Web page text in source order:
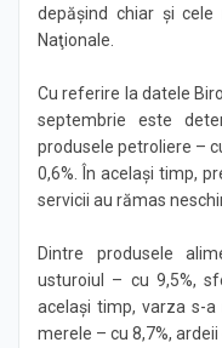
depăşind chiar şi
Naţionale.
Cu referire la datele
septembrie este
produsele petroliere –
0,6%. În acelaşi timp,
servicii au rămas
Dintre produsele
usturoiul – cu 9,5%,
acelaşi timp, varza s-
merele – cu 8,7%, ardeii